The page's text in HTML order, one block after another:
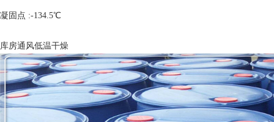
凝固点 :-134.5℃
库房通风低温干燥